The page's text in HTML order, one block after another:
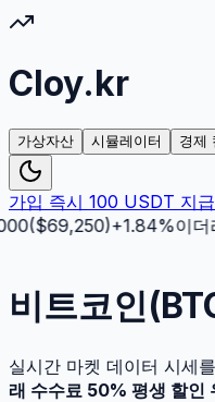
Cloy.kr
가상자산 시뮬레이터 경제
가입 즉시 100 USDT 지급
($69,250)+1.84%이더리
비트코인
실시간 마켓 데이터 시세
래 수수료 50% 평생 할인